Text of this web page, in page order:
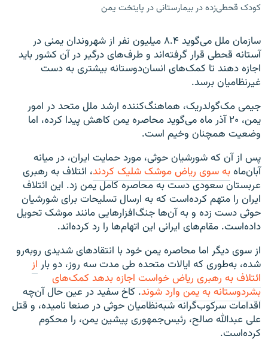
زبان‌های دیگر
کودک قحطی‌زده در بیمارستانی در پایتخت یمن
سازمان ملل می‌گوید ۸.۴ میلیون نفر از شهروندان یمنی در
آستانه قحطی قرار گرفته‌اند و طرف‌های درگیر در آن کشور باید
اجازه دهند تا کمک‌های انسان‌دوستانه بیشتری به دست
غیرنظامیان برسد.
جیمی مک‌گولدریک، هماهنگ‌کننده ارشد ملل متحد در امور
یمن، ۲۰ آذر ماه می‌گوید محاصره یمن کاهش پیدا کرده، اما
وضعیت همچنان وخیم است.
پس از آن که شورشیان حوثی، مورد حمایت ایران، در میانه
آبان‌ماهبه سوی ریاض موشک شلیک کردند، ائتلاف به رهبری
عربستان سعودی دست به محاصره کامل یمن زد. این ائتلاف
ایران را متهم کرده‌است که به ارسال تسلیحات برای شورشیان
حوثی دست زده و به آن‌ها جنگ‌افزارهایی مانند موشک تحویل
داده‌است. مقام‌های ایرانی این اتهام‌ها را رد کرده‌اند.
از سوی دیگر اما محاصره یمن خود با انتقادهای شدیدی روبه‌رو
شده، به‌طوری که ایالات متحده طی مدت سه روز، دو بار از
ائتلاف به رهبری ریاض خواست اجازه بدهد کمک‌های
بشردوستانه به یمن وارد شوند. کاخ سفید در عین حال آن‌چه
اقدامات سرکوب‌گرانه شبه‌نظامیان حوثی در صنعا نامیده، و قتل
علی عبدالله صالح، رئیس‌جمهوری پیشین یمن، را محکوم
کرده‌است.